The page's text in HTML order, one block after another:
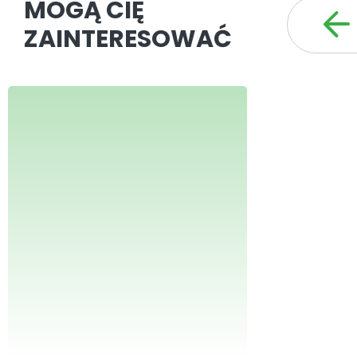
MOGĄ CIĘ
ZAINTERESOWAĆ